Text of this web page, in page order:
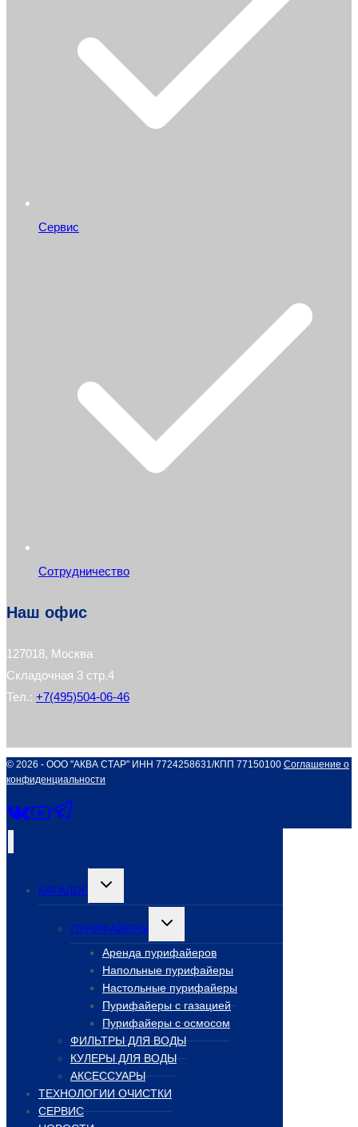
Сервис
Сотрудничество
Наш офис
127018, Москва
Складочная 3 стр.4
Тел.: +7(495)504-06-46
© 2026 - ООО "АКВА СТАР" ИНН 7724258631/КПП 77150100 Соглашение о
конфиденциальности
КАТАЛОГ
Переключить
меню
ПУРИФАЙЕРЫ
Переключить
меню
Аренда пурифайеров
Напольные пурифайеры
Настольные пурифайеры
Пурифайеры с газацией
Пурифайеры с осмосом
ФИЛЬТРЫ ДЛЯ ВОДЫ
КУЛЕРЫ ДЛЯ ВОДЫ
АКСЕССУАРЫ
ТЕХНОЛОГИИ ОЧИСТКИ
СЕРВИС